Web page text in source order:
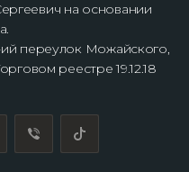
на основании
переулок Можайского,
реестре 19.12.18